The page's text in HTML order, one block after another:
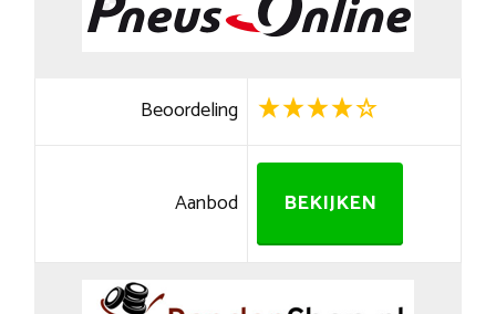
Beoordeling
Aanbod BEKIJKEN